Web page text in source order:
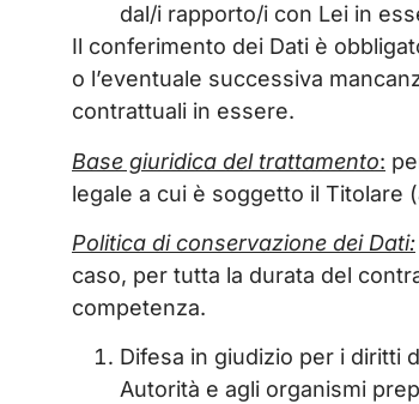
dal/i rapporto/i con Lei in
Il conferimento dei Dati è
o l’eventuale successiva
contrattuali in essere.
Base giuridica del trattamento:
legale a cui è soggetto il Titolare
Politica di conservazione dei Dati:
caso, per tutta la durata del
competenza.
Difesa in giudizio per i diritti
Autorità e agli organismi